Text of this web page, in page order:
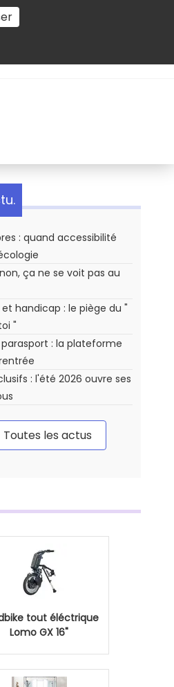
: quand accessibilité
ça ne se voit pas au
handicap : le piège du "
"
: la plateforme
: l'été 2026 ouvre ses
Toutes les actus
tout éléctrique
Lomo GX 16"